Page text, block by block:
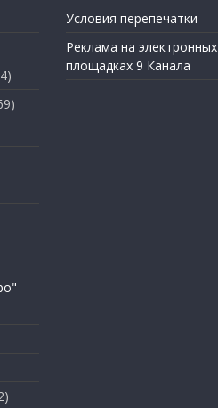
Условия перепечатки
Реклама на электронных
площадках 9 Канала